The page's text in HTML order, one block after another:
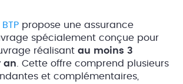
propose une assurance
spécialement conçue pour
réalisant au moins 3
an. Cette offre comprend plusieurs
et complémentaires,